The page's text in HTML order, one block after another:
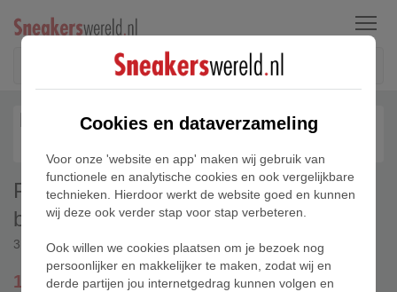
Menu
PUMA All-Pro NITRO™ 2 uniseks
basketbalschoenen, Roze/Zwart/Wit
312839-03
104,95 gratis verzending
Cookies en dataverzameling
Voor onze 'website en app' maken wij gebruik van
functionele en analytische cookies en ook vergelijkbare
technieken. Hierdoor werkt de website goed en kunnen
wij deze ook verder stap voor stap verbeteren.
Ook willen we cookies plaatsen om je bezoek nog
persoonlijker en makkelijker te maken, zodat wij en
derde partijen jou internetgedrag kunnen volgen en